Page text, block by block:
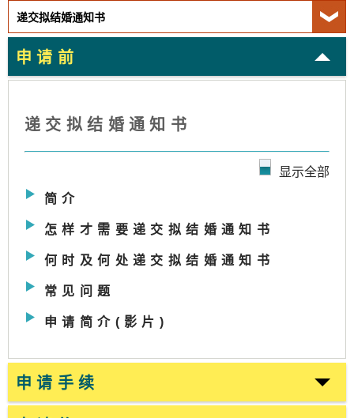
申请前
递交拟结婚通知书
显示全部
简介
怎样才需要递交拟结婚通知书
何时及何处递交拟结婚通知书
常见问题
申请简介(影片)
申请手续